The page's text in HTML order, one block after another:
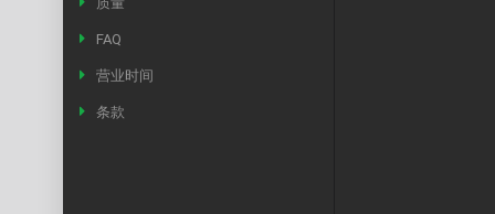
FAQ
营业时间
条款